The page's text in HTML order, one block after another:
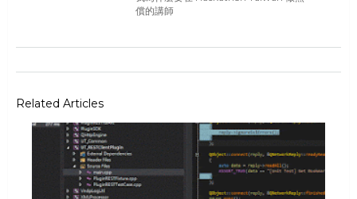
償的講師
Related Articles